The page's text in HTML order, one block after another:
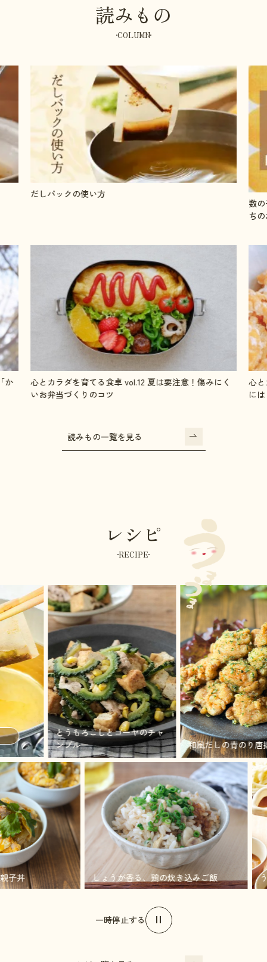
読みもの
COLUMN
「
く
心とカラダを育てる食卓 vol.11 毎日チャージ！成長期
には「鉄」を摂ろう
心
整
読みもの一覧を見る
レシピ
RECIPE
とうもろこしとゴーヤのチャ
ンプルー
和風だしの青のり唐揚げ
とろ親子丼 しょうが香る、鶏の炊き込みご飯
一時停止する